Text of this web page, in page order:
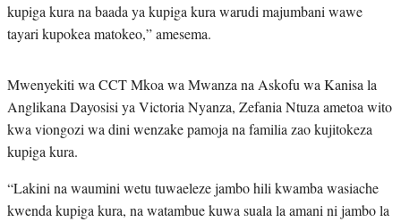
kupiga kura na baada ya kupiga kura warudi majumbani wawe
tayari kupokea matokeo,” amesema.
Mwenyekiti wa CCT Mkoa wa Mwanza na Askofu wa Kanisa la
Anglikana Dayosisi ya Victoria Nyanza, Zefania Ntuza ametoa wito
kwa viongozi wa dini wenzake pamoja na familia zao kujitokeza
kupiga kura.
“Lakini na waumini wetu tuwaeleze jambo hili kwamba wasiache
kwenda kupiga kura, na watambue kuwa suala la amani ni jambo la